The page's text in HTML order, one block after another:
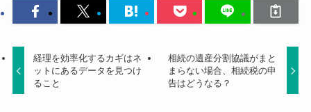
経理を効率化するカギはネ
ットにあるデータを見つけ
ること
相続の遺産分割協議がまと
まらない場合、相続税の申
告はどうなる？